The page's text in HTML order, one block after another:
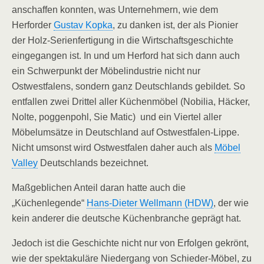
anschaffen konnten, was Unternehmern, wie dem
Herforder Gustav Kopka, zu danken ist, der als Pionier
der Holz-Serienfertigung in die Wirtschaftsgeschichte
eingegangen ist. In und um Herford hat sich dann auch
ein Schwerpunkt der Möbelindustrie nicht nur
Ostwestfalens, sondern ganz Deutschlands gebildet. So
entfallen zwei Drittel aller Küchenmöbel (Nobilia, Häcker,
Nolte, poggenpohl, Sie Matic) und ein Viertel aller
Möbelumsätze in Deutschland auf Ostwestfalen-Lippe.
Nicht umsonst wird Ostwestfalen daher auch als Möbel
Valley Deutschlands bezeichnet.
Maßgeblichen Anteil daran hatte auch die
„Küchenlegende“ Hans-Dieter Wellmann (HDW), der wie
kein anderer die deutsche Küchenbranche geprägt hat.
Jedoch ist die Geschichte nicht nur von Erfolgen gekrönt,
wie der spektakuläre Niedergang von Schieder-Möbel, zu